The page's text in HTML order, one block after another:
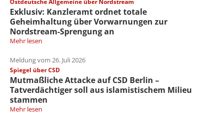
Exklusiv: Kanzleramt ordnet totale
Geheimhaltung über Vorwarnungen zur
Nordstream-Sprengung an
Mehr lesen
Meldung vom 26. Juli 2026
Spiegel über CSD
Mutmaßliche Attacke auf CSD Berlin –
Tatverdächtiger soll aus islamistischem Milieu
stammen
Mehr lesen